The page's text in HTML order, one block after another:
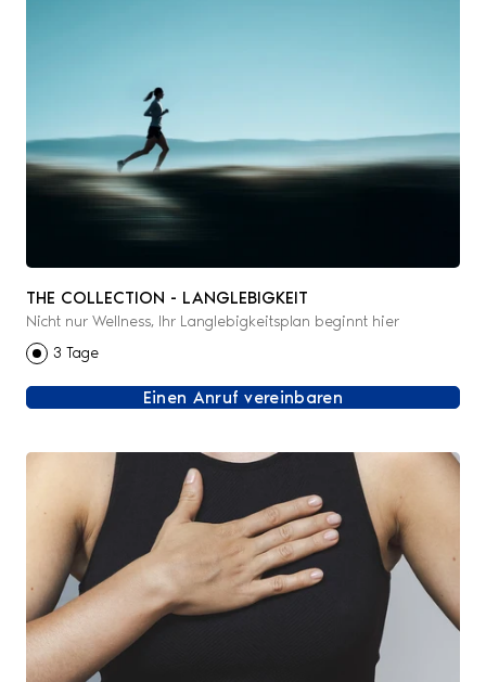
THE COLLECTION - LANGLEBIGKEIT
Nicht nur Wellness, Ihr Langlebigkeitsplan beginnt hier
3 Tage
Einen Anruf vereinbaren